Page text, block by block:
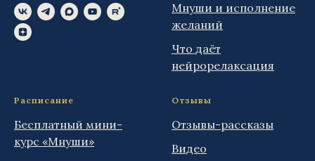
Мнуши и исполнение
желаний
Что даёт
нейрорелаксация
Расписание
Бесплатный мини-
курс «Мнуши»
Отзывы
Отзывы-рассказы
Видео